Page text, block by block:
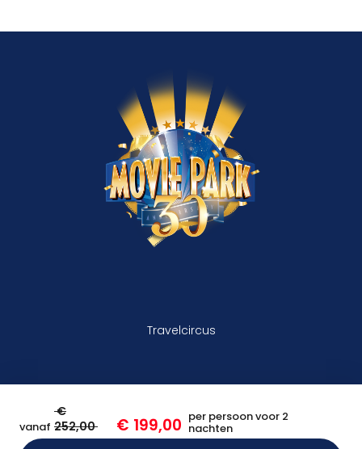
vanaf
€
252,00
€ 199,00 per persoon voor 2
nachten
Travelcircus